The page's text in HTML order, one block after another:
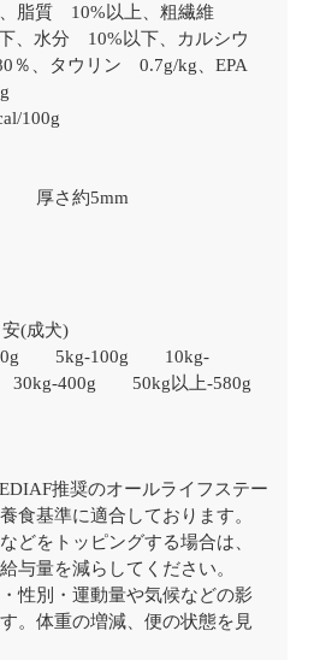
脂質 10%以上、粗繊維
、水分 10%以下、カルシウ
％、タウリン 0.7g/kg、EPA
100g
厚さ約5mm
(成犬)
5kg-100g 10kg-
400g 50kg以上-580g
推奨のオールライフステー
食基準に適合しております。
どをトッピングする場合は、
与量を減らしてください。
性別・運動量や気候などの影
。体重の増減、便の状態を見